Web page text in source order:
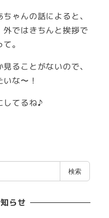
ゃんの話によると、
外ではきちんと挨拶で
。
ることがないので、
な〜！
してるね♪
検索
らせ